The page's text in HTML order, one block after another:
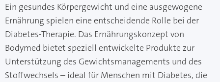
Ein gesundes Körpergewicht und eine ausgewogene
Ernährung spielen eine entscheidende Rolle bei der
Diabetes-Therapie. Das Ernährungskonzept von
Bodymed bietet speziell entwickelte Produkte zur
Unterstützung des Gewichtsmanagements und des
Stoffwechsels – ideal für Menschen mit Diabetes, die